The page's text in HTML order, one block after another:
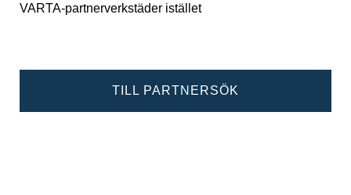
VARTA-partnerverkstäder istället
TILL PARTNERSÖK